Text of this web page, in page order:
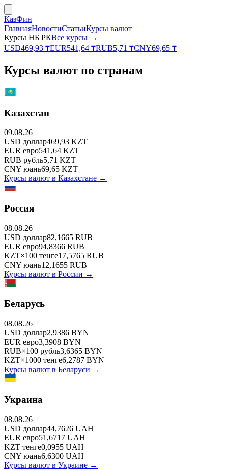
КазФин
ГлавнаяНовостиСтатьиКурсы валют
Курсы НБ РКВсе курсы →
USD469,93 ₸EUR541,64 ₸RUB5,71 ₸CNY69,65 ₸
Курсы валют по странам
Казахстан
09.08.26
USD доллар469,93 KZT
EUR евро541,64 KZT
RUB рубль5,71 KZT
CNY юань69,65 KZT
Курсы валют в Казахстане →
Россия
08.08.26
USD доллар82,1665 RUB
EUR евро94,8366 RUB
KZT×100 тенге17,5765 RUB
CNY юань12,1655 RUB
Курсы валют в России →
Беларусь
08.08.26
USD доллар2,9386 BYN
EUR евро3,3908 BYN
RUB×100 рубль3,6365 BYN
KZT×1000 тенге6,2787 BYN
Курсы валют в Беларуси →
Украина
08.08.26
USD доллар44,7626 UAH
EUR евро51,6717 UAH
KZT тенге0,0955 UAH
CNY юань6,6300 UAH
Курсы валют в Украине →